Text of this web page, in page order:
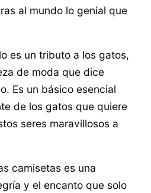
al mundo lo genial que
es un tributo a los gatos,
de moda que dice
Es un básico esencial
de los gatos que quiere
seres maravillosos a
camisetas es una
y el encanto que solo